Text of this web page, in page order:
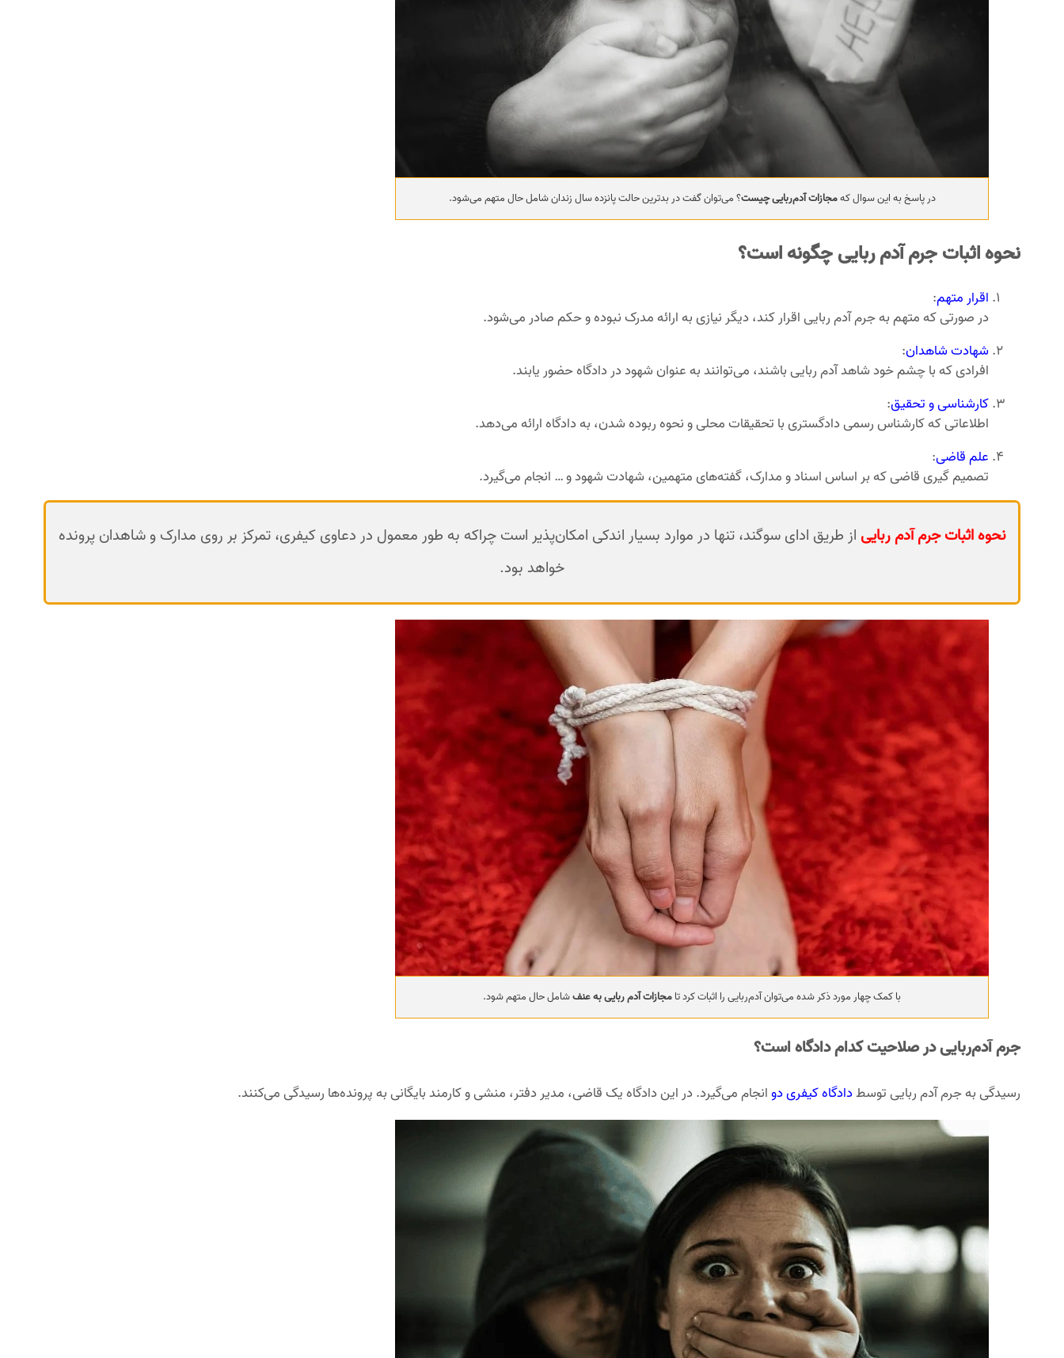
در پاسخ به این سوال کهمجازات آدم‌ربایی چیست؟ می‌توان گفت در بدترین حالت پانزده سال زندان شامل حال متهم می‌شود.
نحوه اثبات جرم آدم ربایی چگونه است؟
اقرار متهم:
در صورتی که متهم به جرم آدم ربایی اقرار کند، دیگر نیازی به ارائه مدرک نبوده و حکم صادر می‌شود.
شهادت شاهدان:
افرادی که با چشم خود شاهد آدم ربایی باشند، می‌توانند به عنوان شهود در دادگاه حضور یابند.
کارشناسی و تحقیق:
اطلاعاتی که کارشناس رسمی دادگستری با تحقیقات محلی و نحوه ربوده شدن، به دادگاه ارائه می‌دهد.
علم قاضی:
تصمیم گیری قاضی که بر اساس اسناد و مدارک، گفته‌های متهمین، شهادت شهود و … انجام می‌گیرد.
نحوه اثبات جرم آدم ربایی از طریق ادای سوگند، تنها در موارد بسیار اندکی امکان‌پذیر است چراکه به طور معمول در دعاوی کیفری، تمرکز بر روی مدارک و شاهدان پرونده
خواهد بود.
با کمک چهار مورد ذکر شده می‌توان آدم‌ربایی را اثبات کرد تامجازات آدم ربایی به عنفشامل حال متهم شود.
جرم آدم‌ربایی در صلاحیت کدام دادگاه است؟
رسیدگی به جرم آدم ربایی توسطدادگاه کیفری دوانجام می‌گیرد. در این دادگاه یک قاضی، مدیر دفتر، منشی و کارمند بایگانی به پرونده‌ها رسیدگی می‌کنند.